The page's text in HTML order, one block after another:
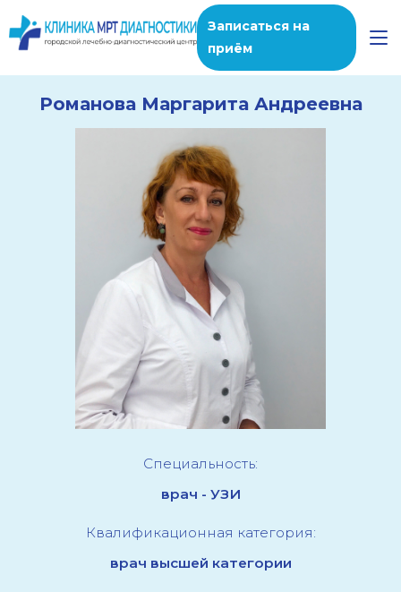
Записаться на
приём
Романова Маргарита Андреевна
Специальность:
врач - УЗИ
Квалификационная категория:
врач высшей категории